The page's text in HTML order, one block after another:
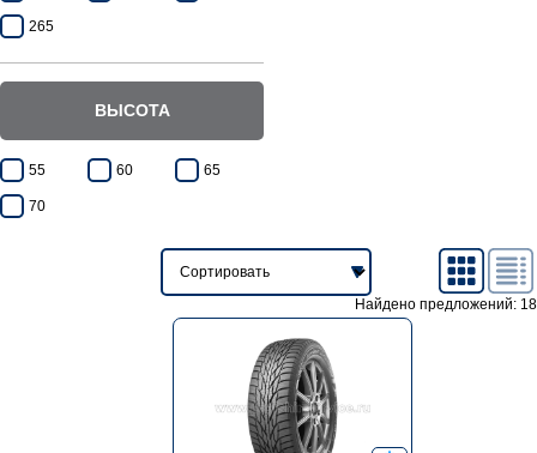
265
ВЫСОТА
55 60 65
70
Найдено предложений: 18